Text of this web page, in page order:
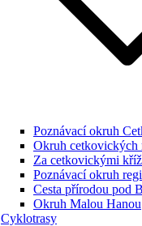
Poznávací okruh
Okruh cetkovických
Za cetkovickými
Poznávací okruh
Cesta přírodou pod
Okruh Malou Hanou
Cyklotrasy